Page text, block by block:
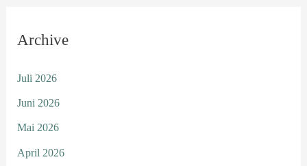
Archive
Juli 2026
Juni 2026
Mai 2026
April 2026